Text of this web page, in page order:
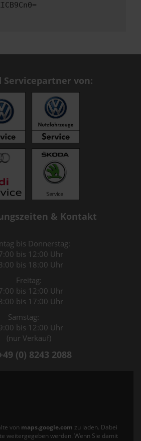
Servicepartner von:
& Kontakt
bis Donnerstag:
bis 12:00 Uhr
bis 18:00 Uhr
Freitag:
bis 12:00 Uhr
bis 17:00 Uhr
Samstag:
bis 12:00 Uhr
(nur Verkauf)
(0) 8243 2088
von maps.google.com zu laden. Dabei
weitergegeben werden. Wenn Sie damit